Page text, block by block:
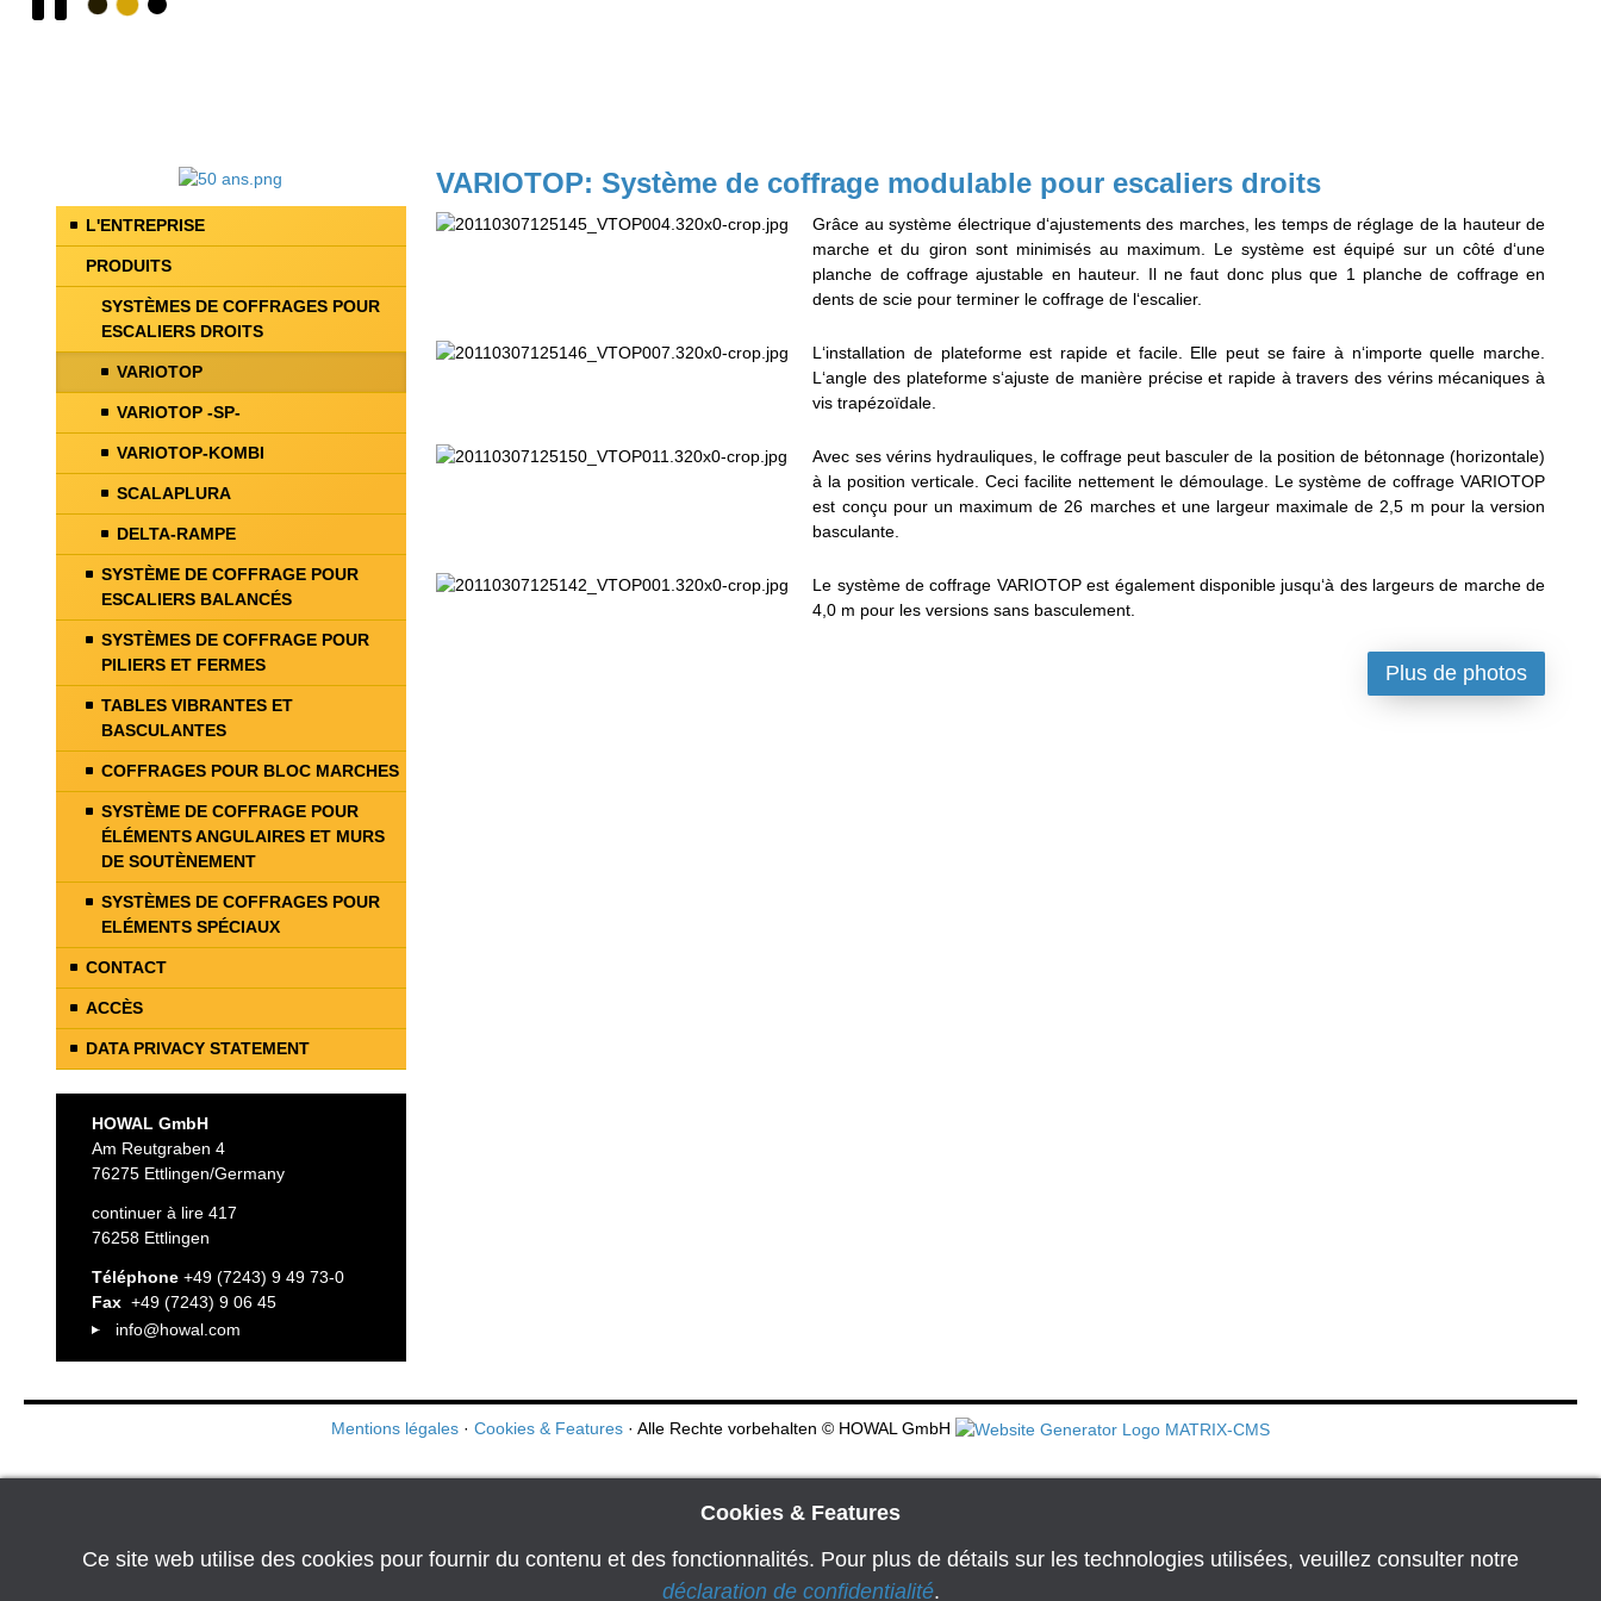
L'ENTREPRISE
PRODUITS
SYSTÈMES DE COFFRAGES POUR
ESCALIERS DROITS
VARIOTOP
VARIOTOP -SP-
VARIOTOP-KOMBI
SCALAPLURA
DELTA-RAMPE
SYSTÈME DE COFFRAGE POUR
ESCALIERS BALANCÉS
SYSTÈMES DE COFFRAGE POUR
PILIERS ET FERMES
TABLES VIBRANTES ET
BASCULANTES
COFFRAGES POUR BLOC MARCHES
SYSTÈME DE COFFRAGE POUR
ÉLÉMENTS ANGULAIRES ET MURS
DE SOUTÈNEMENT
SYSTÈMES DE COFFRAGES POUR
ELÉMENTS SPÉCIAUX
CONTACT
ACCÈS
DATA PRIVACY STATEMENT
HOWAL GmbH
Am Reutgraben 4
76275 Ettlingen/Germany
continuer à lire 417
76258 Ettlingen
Téléphone+49 (7243) 9 49 73-0
Fax+49 (7243) 9 06 45
info@howal.com
VARIOTOP: Système de coffrage modulable pour escaliers droits
Grâce au système électrique d‘ajustements des marches, les temps de réglage de la hauteur de
marche et du giron sont minimisés au maximum. Le système est équipé sur un côté d‘une
planche de coffrage ajustable en hauteur. Il ne faut donc plus que 1 planche de coffrage en
dents de scie pour terminer le coffrage de l‘escalier.
L‘installation de plateforme est rapide et facile. Elle peut se faire à n‘importe quelle marche.
L‘angle des plateforme s‘ajuste de manière précise et rapide à travers des vérins mécaniques à
vis trapézoïdale.
Avec ses vérins hydrauliques, le coffrage peut basculer de la position de bétonnage (horizontale)
à la position verticale. Ceci facilite nettement le démoulage. Le système de coffrage VARIOTOP
est conçu pour un maximum de 26 marches et une largeur maximale de 2,5 m pour la version
basculante.
Le système de coffrage VARIOTOP est également disponible jusqu‘à des largeurs de marche de
4,0 m pour les versions sans basculement.
Plus de photos
Mentions légales · Cookies & Features · Alle Rechte vorbehalten © HOWAL GmbH
Cookies & Features
Ce site web utilise des cookies pour fournir du contenu et des fonctionnalités. Pour plus de détails sur les technologies utilisées, veuillez consulter notre
déclaration de confidentialité.